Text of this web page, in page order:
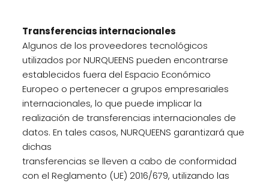
Transferencias internacionales
Algunos de los proveedores tecnológicos
utilizados por NURQUEENS pueden encontrarse
establecidos fuera del Espacio Económico
Europeo o pertenecer a grupos empresariales
internacionales, lo que puede implicar la
realización de transferencias internacionales de
datos. En tales casos, NURQUEENS garantizará que
dichas
transferencias se lleven a cabo de conformidad
con el Reglamento (UE) 2016/679, utilizando las